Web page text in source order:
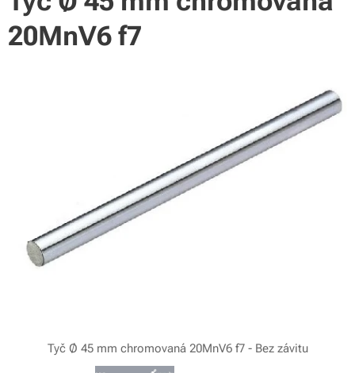
20MnV6 f7
Tyč Ø 45 mm chromovaná 20MnV6 f7 - Bez závitu